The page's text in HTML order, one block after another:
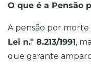
O que é a Pensão
A pensão por
Lei n.º 8.213/1991,
que garante